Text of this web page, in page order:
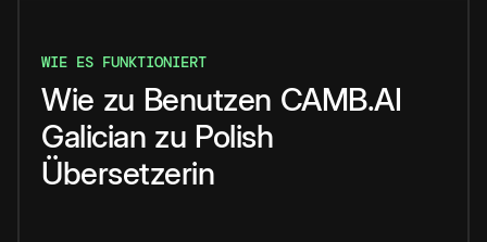
WIE ES FUNKTIONIERT
Wie zu Benutzen CAMB.AI
Galician zu Polish
Übersetzerin